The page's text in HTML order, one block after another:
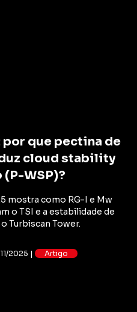
por que pectina de
cloud stability
(P-WSP)?
mostra como RG-I e Mw
o TSI e a estabilidade de
Turbiscan Tower.
2025 | Artigo